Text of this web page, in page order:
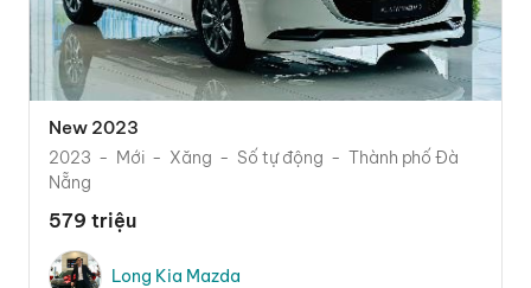
New 2023
2023 Mới Xăng Số tự động
Thành phố Đà
Nẵng
579 triệu
Long Kia Mazda